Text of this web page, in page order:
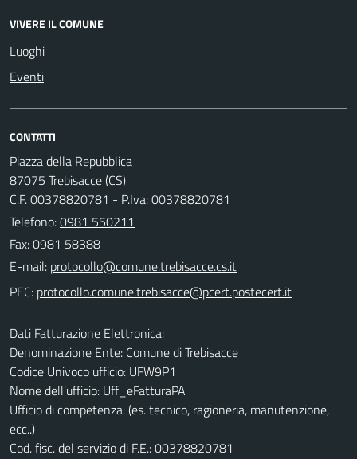
VIVERE IL COMUNE
Luoghi
Eventi
CONTATTI
Piazza della Repubblica
87075 Trebisacce (CS)
C.F. 00378820781 - P.Iva: 00378820781
Telefono:0981 550211
Fax: 0981 58388
E-mail:
PEC:
Dati Fatturazione Elettronica:
Denominazione Ente: Comune di Trebisacce
Codice Univoco ufficio: UFW9P1
Nome dell'ufficio: Uff_eFatturaPA
Ufficio di competenza: (es. tecnico, ragioneria, manutenzione,
ecc..)
Cod. fisc. del servizio di F.E.: 00378820781